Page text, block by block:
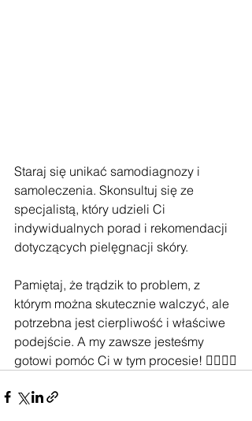
Staraj się unikać samodiagnozy i
samoleczenia. Skonsultuj się ze
specjalistą, który udzieli Ci
indywidualnych porad i rekomendacji
dotyczących pielęgnacji skóry.
Pamiętaj, że trądzik to problem, z
którym można skutecznie walczyć, ale
potrzebna jest cierpliwość i właściwe
podejście. A my zawsze jesteśmy
gotowi pomóc Ci w tym procesie! 💆‍♀️💆‍♂️